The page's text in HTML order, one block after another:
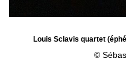
Louis Sclavis quartet
©